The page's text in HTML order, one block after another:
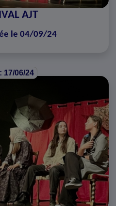
AJT
le 04/09/24
17/06/24